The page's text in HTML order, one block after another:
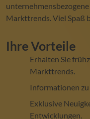
Markttrends. Viel Spaß
Ihre Vorteile
Erhalten Sie
Markttrends.
Informationen
Exklusive
Entwicklungen.